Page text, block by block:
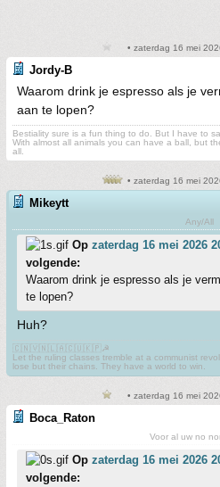
• zaterdag 16 mei
Jordy-B
Waarom drink je espresso als je
aan te lopen?
Bestiality sure is a fun thing to do. But I have to
With almost all animals you can have a ball, but
all.
• zaterdag 16 mei
Mikeytt
Any/All
Op zaterdag 16 mei 2026
volgende:
Waarom drink je espresso als je
te lopen?
Huh?
🇨🇳🇻🇳🇱🇦🇨🇺🇰🇵☭
Let the ruling classes tremble at a communist
lose but their chains. They have a world to win.
• zaterdag 16 mei
Boca_Raton
Voor al uw no
Op zaterdag 16 mei 2026
volgende: